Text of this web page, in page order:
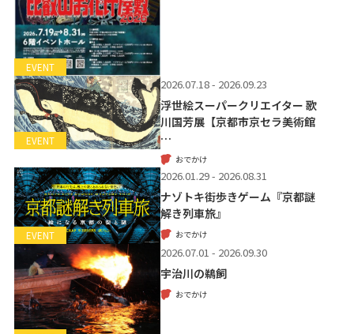
EVENT
EVENT
2026.07.18 - 2026.09.23
浮世絵スーパークリエイター 歌
川国芳展【京都市京セラ美術館
…
おでかけ
EVENT
2026.01.29 - 2026.08.31
ナゾトキ街歩きゲーム『京都謎
解き列車旅』
おでかけ
2026.07.01 - 2026.09.30
宇治川の鵜飼
おでかけ